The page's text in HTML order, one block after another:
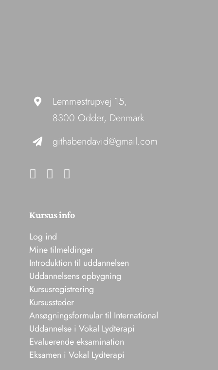
Lemmestrupvej 15,
8300 Odder, Denmark
githabendavid@gmail.com
Kursus info
Log ind
Mine tilmeldinger
Introduktion til uddannelsen
Uddannelsens opbygning
Kursusregistrering
Kursussteder
Ansøgningsformular til International
Uddannelse i Vokal Lydterapi
Evaluerende eksamination
Eksamen i Vokal Lydterapi